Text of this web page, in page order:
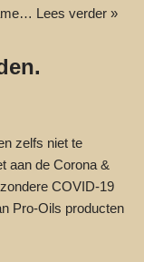
Lees verder »
zelfs niet te
aan de Corona &
COVID-19
Pro-Oils producten